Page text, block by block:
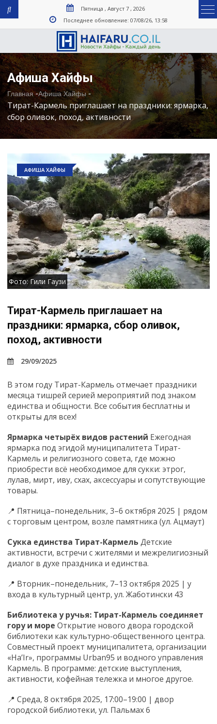
Пятница , Август 7 , 2026
Последнее обновление: 07/08/26, 13:58
Афиша Хайфы
Главная-Афиша Хайфы-
Тират-Кармель приглашает на праздники: ярмарка,
сбор оливок, поход, активности
АФИША ХАЙФЫ
Фото: Гили Гаузи
Тират-Кармель приглашает на
праздники: ярмарка, сбор оливок,
поход, активности
29/09/2025
В этом году Тират-Кармель отмечает праздники
месяца тишрей серией мероприятий под знаком
единства и общности. Все события бесплатны и
открыты для всех!
Ярмарка четырёх видов растений Ежегодная
ярмарка под эгидой муниципалитета Тират-
Кармель и религиозного совета, где можно
приобрести всё необходимое для сукки: этрог,
лулав, мирт, иву, схах, аксессуары и сопутствующие
товары.
📍 Пятница–понедельник, 3–6 октября 2025 | рядом
с торговым центром, возле памятника (ул. Ацмаут)
Сукка единства Тират-Кармель Детские
активности, встречи с жителями и межрелигиозный
диалог в духе праздника и единства.
📍 Вторник–понедельник, 7–13 октября 2025 | у
входа в культурный центр, ул. Жаботински 43
Библиотека у ручья: Тират-Кармель соединяет
гору и море Открытие нового двора городской
библиотеки как культурно-общественного центра.
Совместный проект муниципалитета, организации
«Ha’Ir», программы Urban95 и водного управления
Кармель. В программе: детские выступления,
активности, кофейная тележка и многое другое.
📍 Среда, 8 октября 2025, 17:00–19:00 | двор
городской библиотеки, ул. Пальмах 6